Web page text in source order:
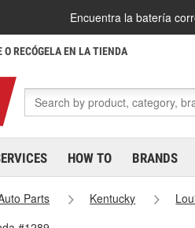
Encuentra la batería
RECÓGELA EN LA TIENDA
HOW TO BRANDS
Parts Kentucky